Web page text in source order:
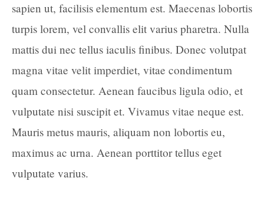
sapien ut, facilisis elementum est. Maecenas lobortis
turpis lorem, vel convallis elit varius pharetra. Nulla
mattis dui nec tellus iaculis finibus. Donec volutpat
magna vitae velit imperdiet, vitae condimentum
quam consectetur. Aenean faucibus ligula odio, et
vulputate nisi suscipit et. Vivamus vitae neque est.
Mauris metus mauris, aliquam non lobortis eu,
maximus ac urna. Aenean porttitor tellus eget
vulputate varius.